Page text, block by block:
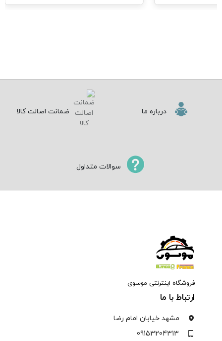
درباره ما ضمانت اصالت کالا
سوالات متداول
فروشگاه اینترنتی موسوی
ارتباط با ما
مشهد خیابان امام رضا
09153204313